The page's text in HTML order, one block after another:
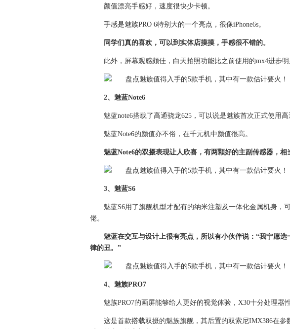
颜值漂亮手感好，速度很快少卡顿。
手感是魅族PRO 6特别大的一个亮点，很像iPhone6s。
同学们真的喜欢，可以到实体店摸摸，手感很不错的。
此外，屏幕观感颇佳，白天拍照功能比之前使用的mx4进步明
2、魅蓝Note6
魅蓝note6搭载了高通骁龙625，可以说是魅族首次正式使用高
魅蓝Note6的颜值亦不俗，在千元机中颜值很高。
魅蓝Note6的双摄表现让人欣喜，有两颗好的主副传感器，相
3、魅蓝S6
魅蓝S6用了旗舰机型才配有的纳米注塑及一体化金属机身，
佬。
魅蓝在交互与设计上很有亮点，所以有小伙伴说：“我宁愿
律的丑。”
4、魅族PRO7
魅族PRO7的画屏能够给人更好的视觉体验，X30十分处理器
这是首款搭载双摄的魅族旗舰，其后置的双索尼IMX386在